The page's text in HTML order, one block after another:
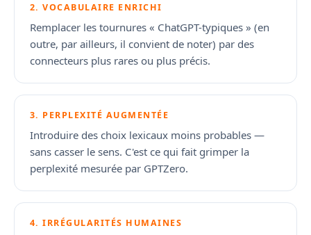
2. VOCABULAIRE ENRICHI
Remplacer les tournures « ChatGPT-typiques » (en
outre, par ailleurs, il convient de noter) par des
connecteurs plus rares ou plus précis.
3. PERPLEXITÉ AUGMENTÉE
Introduire des choix lexicaux moins probables —
sans casser le sens. C'est ce qui fait grimper la
perplexité mesurée par GPTZero.
4. IRRÉGULARITÉS HUMAINES